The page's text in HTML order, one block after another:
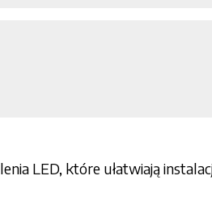
LED, które ułatwiają